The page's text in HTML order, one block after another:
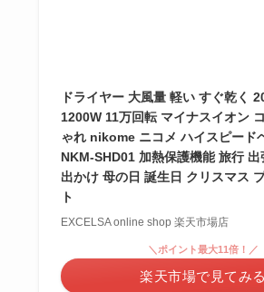
ドライヤー 大風量 軽い すぐ乾く
1200W 11万回転 マイナスイオン
ゃれ nikome ニコメ ハイスピード
NKM-SHD01 加熱保護機能 旅行
出かけ 母の日 誕生日 クリスマス
ト
EXCELSA online shop 楽天市場店
＼ポイント最大11倍！／
楽天市場で見てみる